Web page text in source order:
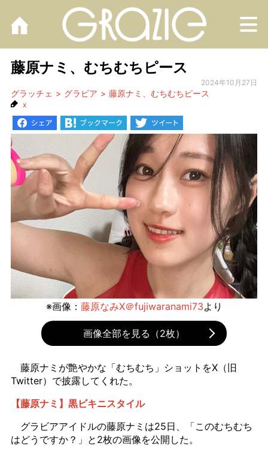
藤原ナミ、むちむちピース
2024年10月27日
グラッチェ グラビア 藤原ナミ、むちむちピース
x
※画像： 藤原なみX＠fujiwaranami73より
画像全部を見る（2枚）
藤原ナミが艶やかな「むちむち」ショットをX（旧
Twitter）で披露してくれた。
【藤原ナミ】黒ビキニスタイル
グラビアアイドルの藤原ナミは25日、「このむちむち
はどうですか？」と2枚の画像を公開した。